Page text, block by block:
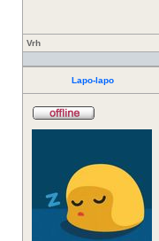
Vrh
Lapo-lapo